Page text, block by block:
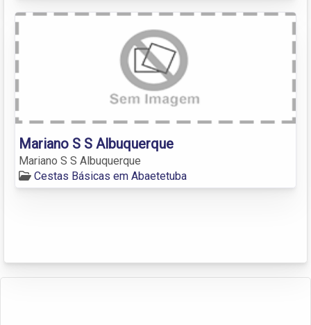
Mariano S S Albuquerque
Mariano S S Albuquerque
Cestas Básicas em Abaetetuba